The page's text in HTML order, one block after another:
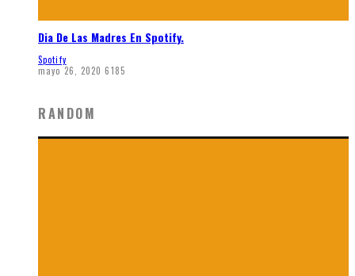
Dia De Las Madres En Spotify.
Spotify
mayo 26, 2020 6185
RANDOM